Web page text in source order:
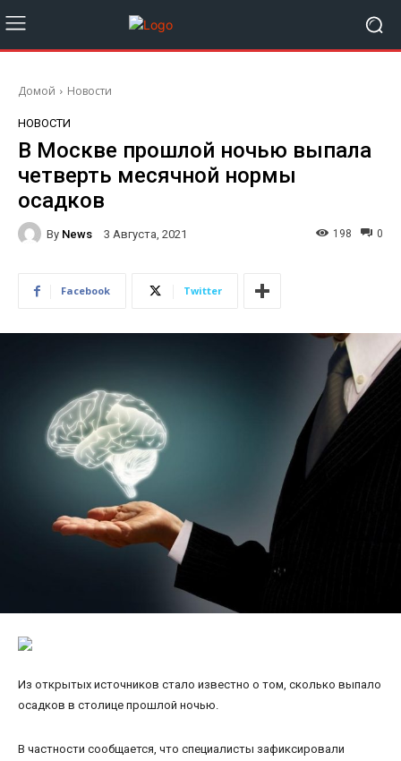
Домой Новости
НОВОСТИ
В Москве прошлой ночью выпала
четверть месячной нормы
осадков
By News 3 Августа, 2021 0
198
Facebook Twitter
Из открытых источников стало известно о том, сколько выпало
осадков в столице прошлой ночью.
В частности сообщается, что специалисты зафиксировали